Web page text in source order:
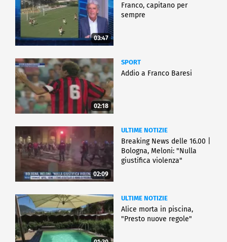
03:47
Franco, capitano per
sempre
02:18
SPORT
Addio a Franco Baresi
02:09
ULTIME NOTIZIE
Breaking News delle 16.00 |
Bologna, Meloni: "Nulla
giustifica violenza"
ULTIME NOTIZIE
Alice morta in piscina,
"Presto nuove regole"